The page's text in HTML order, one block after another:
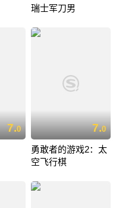
瑞士军刀男
7.0 7.0
勇敢者的游戏2：太
空飞行棋